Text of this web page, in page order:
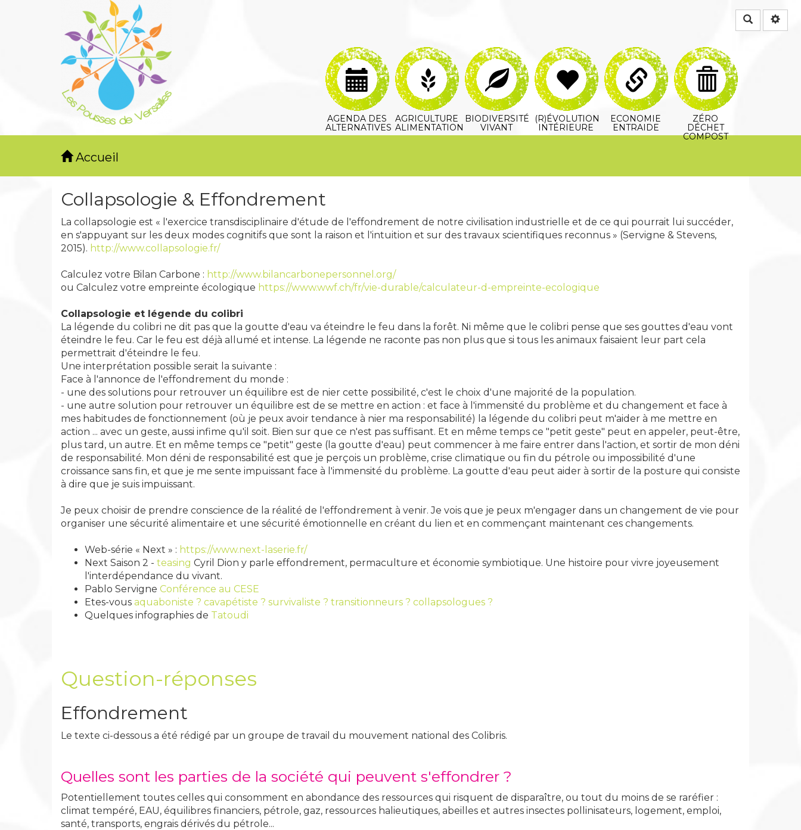
Rechercher
Accueil
AGENDA DES
ALTERNATIVES
AGRICULTURE
ALIMENTATION
BIODIVERSITÉ
VIVANT
(R)ÉVOLUTION
INTÉRIEURE
ECONOMIE
ENTRAIDE
ZÉRO
DÉCHET
COMPOST
Collapsologie & Effondrement
La collapsologie est « l'exercice transdisciplinaire d'étude de l'effondrement de notre civilisation industrielle et de ce qui pourrait lui succéder,
en s'appuyant sur les deux modes cognitifs que sont la raison et l'intuition et sur des travaux scientifiques reconnus » (Servigne & Stevens,
2015). http://www.collapsologie.fr/
Calculez votre Bilan Carbone : http://www.bilancarbonepersonnel.org/
ou Calculez votre empreinte écologique https://www.wwf.ch/fr/vie-durable/calculateur-d-empreinte-ecologique
Collapsologie et légende du colibri
La légende du colibri ne dit pas que la goutte d'eau va éteindre le feu dans la forêt. Ni même que le colibri pense que ses gouttes d'eau vont
éteindre le feu. Car le feu est déjà allumé et intense. La légende ne raconte pas non plus que si tous les animaux faisaient leur part cela
permettrait d'éteindre le feu.
Une interprétation possible serait la suivante :
Face à l'annonce de l'effondrement du monde :
- une des solutions pour retrouver un équilibre est de nier cette possibilité, c'est le choix d'une majorité de la population.
- une autre solution pour retrouver un équilibre est de se mettre en action : et face à l'immensité du problème et du changement et face à
mes habitudes de fonctionnement (où je peux avoir tendance à nier ma responsabilité) la légende du colibri peut m'aider à me mettre en
action ... avec un geste, aussi infime qu'il soit. Bien sur que ce n'est pas suffisant. Et en même temps ce "petit geste" peut en appeler, peut-être,
plus tard, un autre. Et en même temps ce "petit" geste (la goutte d'eau) peut commencer à me faire entrer dans l'action, et sortir de mon déni
de responsabilité. Mon déni de responsabilité est que je perçois un problème, crise climatique ou fin du pétrole ou impossibilité d'une
croissance sans fin, et que je me sente impuissant face à l'immensité du problème. La goutte d'eau peut aider à sortir de la posture qui consiste
à dire que je suis impuissant.
Je peux choisir de prendre conscience de la réalité de l'effondrement à venir. Je vois que je peux m'engager dans un changement de vie pour
organiser une sécurité alimentaire et une sécurité émotionnelle en créant du lien et en commençant maintenant ces changements.
Web-série « Next » : https://www.next-laserie.fr/
Next Saison 2 - teasing Cyril Dion y parle effondrement, permaculture et économie symbiotique. Une histoire pour vivre joyeusement
l'interdépendance du vivant.
Pablo Servigne Conférence au CESE
Etes-vous aquaboniste ? cavapétiste ? survivaliste ? transitionneurs ? collapsologues ?
Quelques infographies de Tatoudi
Question-réponses
Effondrement
Le texte ci-dessous a été rédigé par un groupe de travail du mouvement national des Colibris.
Quelles sont les parties de la société qui peuvent s'effondrer ?
Potentiellement toutes celles qui consomment en abondance des ressources qui risquent de disparaître, ou tout du moins de se raréfier :
climat tempéré, EAU, équilibres financiers, pétrole, gaz, ressources halieutiques, abeilles et autres insectes pollinisateurs, logement, emploi,
santé, transports, engrais dérivés du pétrole...